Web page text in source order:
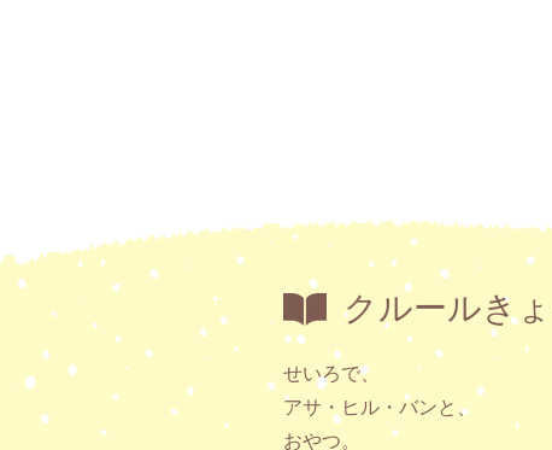
クルールき
せいろで、
アサ・ヒル・バンと、
おやつ。